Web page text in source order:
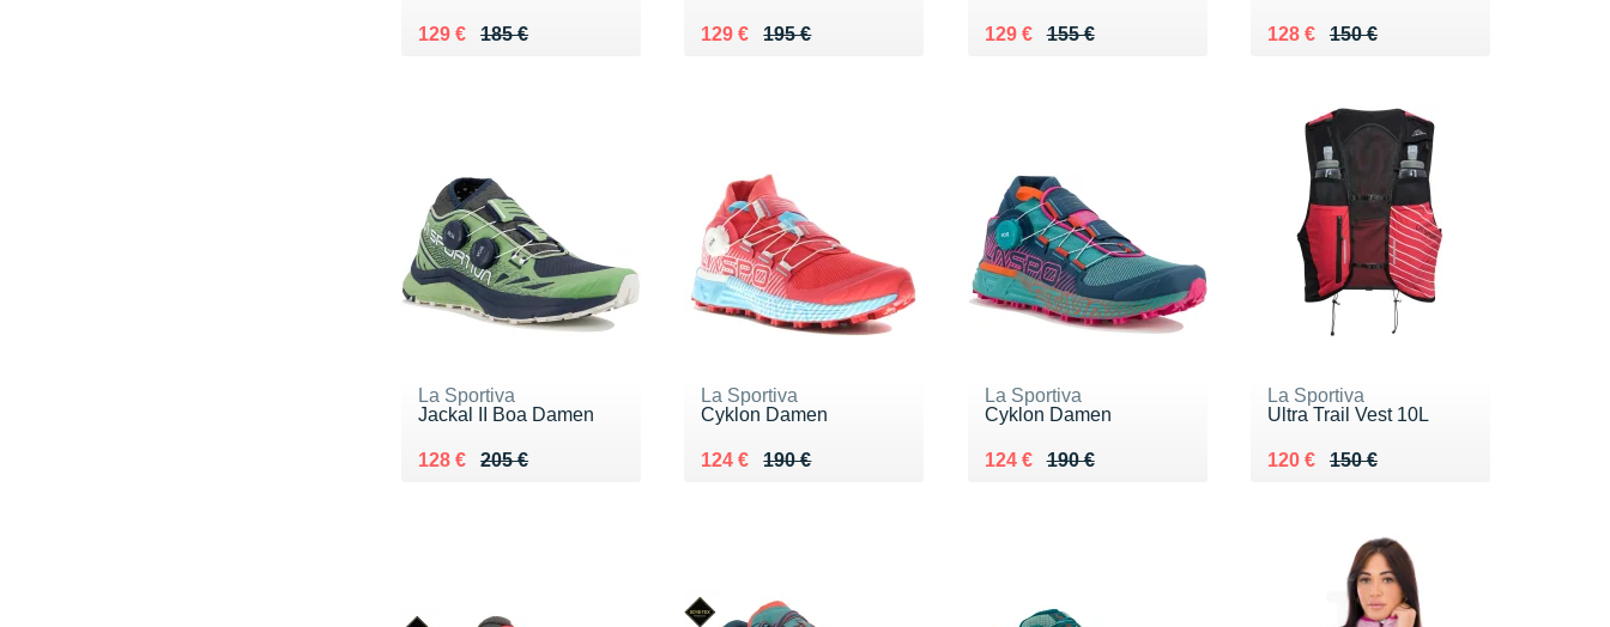
185 €
Au lieu de 185 €
129 €
Vendu 129 € 195 €
Au lieu de 195 €
129 €
Vendu 129 € 155 €
Au lieu de 155 €
129 €
Vendu 129 € 150 €
Au lieu de 150 €
128 €
Vendu 128 €
La Sportiva
Jackal II Boa Damen
205 €
Au lieu de 205 €
128 €
Vendu 128 €
La Sportiva
Cyklon Damen
190 €
Au lieu de 190 €
124 €
Vendu 124 €
La Sportiva
Cyklon Damen
190 €
Au lieu de 190 €
124 €
Vendu 124 €
La Sportiva
Ultra Trail Vest 10L
150 €
Au lieu de 150 €
120 €
Vendu 120 €